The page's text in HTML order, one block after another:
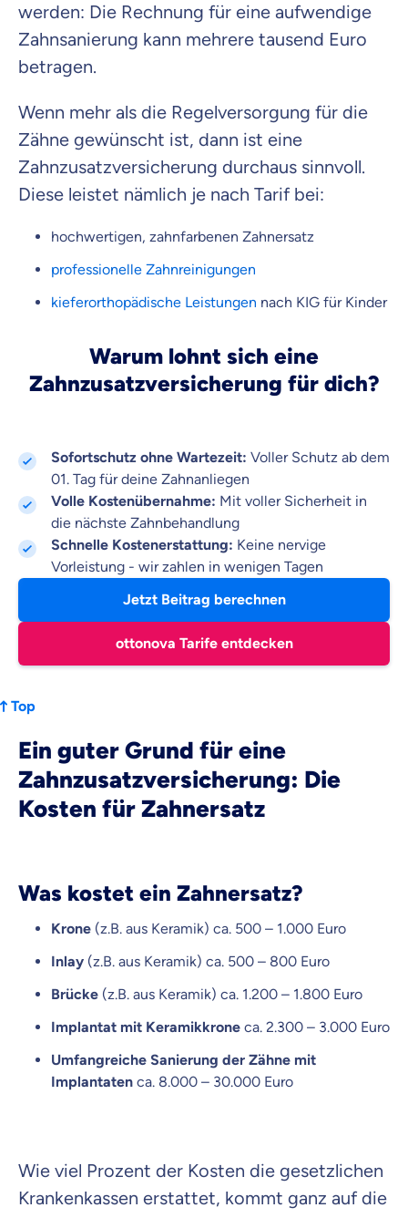
werden: Die Rechnung für eine aufwendige
Zahnsanierung kann mehrere tausend Euro
betragen.
Wenn mehr als die Regelversorgung für die
Zähne gewünscht ist, dann ist eine
Zahnzusatzversicherung durchaus sinnvoll.
Diese leistet nämlich je nach Tarif bei:
hochwertigen, zahnfarbenen Zahnersatz
professionelle Zahnreinigungen
kieferorthopädische Leistungen nach KIG für Kinder
Warum lohnt sich eine
Zahnzusatzversicherung für dich?
Sofortschutz ohne Wartezeit: Voller Schutz ab dem
01. Tag für deine Zahnanliegen
Volle Kostenübernahme: Mit voller Sicherheit in
die nächste Zahnbehandlung
Schnelle Kostenerstattung: Keine nervige
Vorleistung - wir zahlen in wenigen Tagen
Jetzt Beitrag berechnen
ottonova Tarife entdecken
Top
Ein guter Grund für eine
Zahnzusatzversicherung: Die
Kosten für Zahnersatz
Was kostet ein Zahnersatz?
Krone (z.B. aus Keramik) ca. 500 – 1.000 Euro
Inlay (z.B. aus Keramik) ca. 500 – 800 Euro
Brücke (z.B. aus Keramik) ca. 1.200 – 1.800 Euro
Implantat mit Keramikkrone ca. 2.300 – 3.000 Euro
Umfangreiche Sanierung der Zähne mit
Implantaten ca. 8.000 – 30.000 Euro
Wie viel Prozent der Kosten die gesetzlichen
Krankenkassen erstattet, kommt ganz auf die